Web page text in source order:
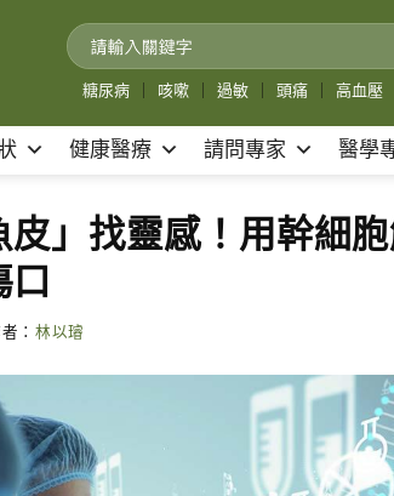
糖尿病 咳嗽 過敏 頭痛 高血壓
健康醫療 請問專家 醫學
皮」找靈感！用幹細
： 林以璿